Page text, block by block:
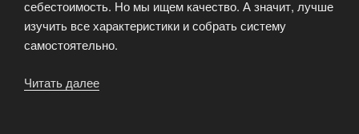
себестоимость. Но мы ищем качество. А значит, лучше
изучить все характеристики и собрать систему
самостоятельно.
Читать далее